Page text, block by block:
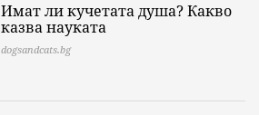
Имат ли кучетата душа? Какво
казва науката
dogsandcats.bg